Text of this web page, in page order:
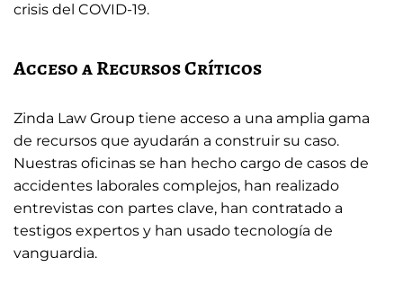
crisis del COVID-19.
Acceso a Recursos Críticos
Zinda Law Group tiene acceso a una amplia gama
de recursos que ayudarán a construir su caso.
Nuestras oficinas se han hecho cargo de casos de
accidentes laborales complejos, han realizado
entrevistas con partes clave, han contratado a
testigos expertos y han usado tecnología de
vanguardia.